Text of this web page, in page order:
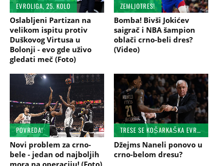
EVROLIGA, 25. KOLO
Oslabljeni Partizan na
velikom ispitu protiv
Duškovog Virtusa u
Bolonji - evo gde uživo
gledati meč (Foto)
ZEMLJOTRES!
Bomba! Bivši Jokićev
saigrač i NBA šampion
oblači crno-beli dres?
(Video)
POVREDA!
Novi problem za crno-
bele - jedan od najboljih
mora na operaciju! (Foto)
TRESE SE KOŠARKAŠKA EVROPA
Džejms Naneli ponovo u
crno-belom dresu?